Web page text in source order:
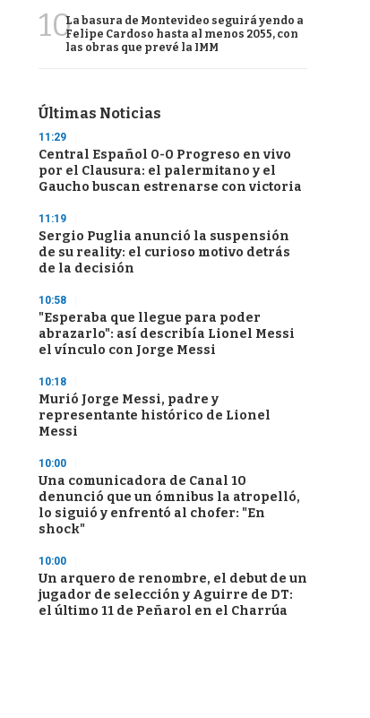
10La basura de Montevideo seguirá yendo a
Felipe Cardoso hasta al menos 2055, con
las obras que prevé la IMM
Últimas Noticias
11:29
Central Español 0-0 Progreso en vivo
por el Clausura: el palermitano y el
Gaucho buscan estrenarse con victoria
11:19
Sergio Puglia anunció la suspensión
de su reality: el curioso motivo detrás
de la decisión
10:58
"Esperaba que llegue para poder
abrazarlo": así describía Lionel Messi
el vínculo con Jorge Messi
10:18
Murió Jorge Messi, padre y
representante histórico de Lionel
Messi
10:00
Una comunicadora de Canal 10
denunció que un ómnibus la atropelló,
lo siguió y enfrentó al chofer: "En
shock"
10:00
Un arquero de renombre, el debut de un
jugador de selección y Aguirre de DT:
el último 11 de Peñarol en el Charrúa